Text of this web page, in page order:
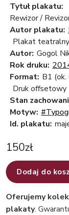
Tytuł plakatu:
Rewizor /
Autor plakatu:
Plakat
Autor: Gogol
Rok druku:
Format: B1
Druk offsetowy
Stan
Motyw:
Id. plakatu:
150zł
Dodaj do
Oferujemy
plakaty.